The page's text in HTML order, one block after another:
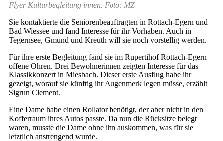
Flyer Kulturbegleitung innen. Foto: MZ
Sie kontaktierte die Seniorenbeauftragten in Rottach-Egern und
Bad Wiessee und fand Interesse für ihr Vorhaben. Auch in
Tegernsee, Gmund und Kreuth will sie noch vorstellig werden.
Für ihre erste Begleitung fand sie im Rupertihof Rottach-Egern
offene Ohren. Drei Bewohnerinnen zeigten Interesse für das
Klassikkonzert in Miesbach. Dieser erste Ausflug habe ihr
gezeigt, worauf sie künftig ihr Augenmerk legen müsse, erzählt
Sigrun Clement.
Eine Dame habe einen Rollator benötigt, der aber nicht in den
Kofferraum ihres Autos passte. Da nun die Rücksitze belegt
waren, musste die Dame ohne ihn auskommen, was für sie
letztlich anstrengend wurde.